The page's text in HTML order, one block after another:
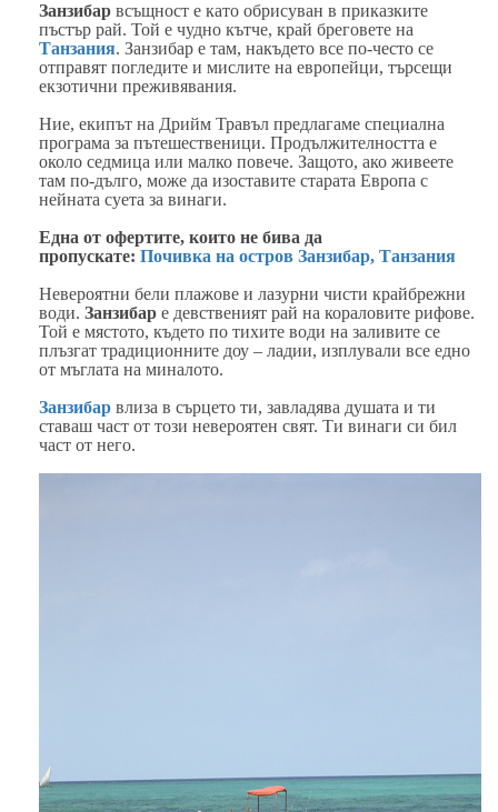
Занзибар всъщност е като обрисуван в приказките
пъстър рай. Той е чудно кътче, край бреговете на
Танзания. Занзибар е там, накъдето все по-често се
отправят погледите и мислите на европейци, търсещи
екзотични преживявания.
Ние, екипът на Дрийм Травъл предлагаме специална
програма за пътешественици. Продължителността е
около седмица или малко повече. Защото, ако живеете
там по-дълго, може да изоставите старата Европа с
нейната суета за винаги.
Една от офертите, които не бива да
пропускате: Почивка на остров Занзибар, Танзания
Невероятни бели плажове и лазурни чисти крайбрежни
води. Занзибар е девственият рай на кораловите рифове.
Той е мястото, където по тихите води на заливите се
плъзгат традиционните доу – ладии, изплували все едно
от мъглата на миналото.
Занзибар влиза в сърцето ти, завладява душата и ти
ставаш част от този невероятен свят. Ти винаги си бил
част от него.